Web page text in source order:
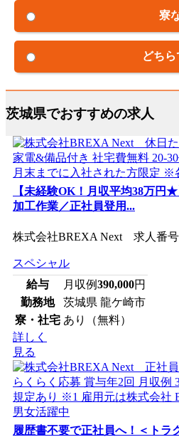
寮
どち
茨城県でおすすめの求人
【未経験OK！月収平均38万円
加工作業／正社員登用...
株式会社BREXA Next 求人番号
スペシャル
給与
月収例390,000円
勤務地
茨城県 龍ケ崎市
寮・社宅 あり（無料）
詳しく
見る
履歴書不要で正社員へ！＜トラ